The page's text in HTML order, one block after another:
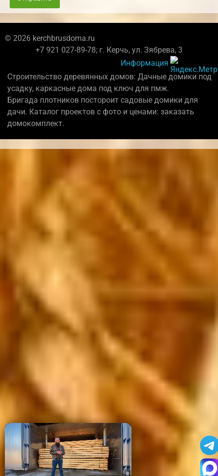
© 2026 kerchbrusdoma.ru
+7 921 027-89-78; г. Керчь, ул. Зябрева, 3
Информация
Строительство деревянных домов: Дачные домики под
усадку, каркасные дома под ключ для пмж.
Бригада плотников постороит садовые домики для
дачи. Каталог проектов с фото и ценами: заказать
домокомплект.